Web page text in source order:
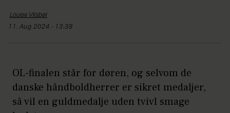
Louise Vilsbøl
11. Aug 2024 - 13:38
OL-finalen står for døren, og selvom de
danske håndboldherrer er sikret medaljer,
så vil en guldmedalje uden tvivl smage